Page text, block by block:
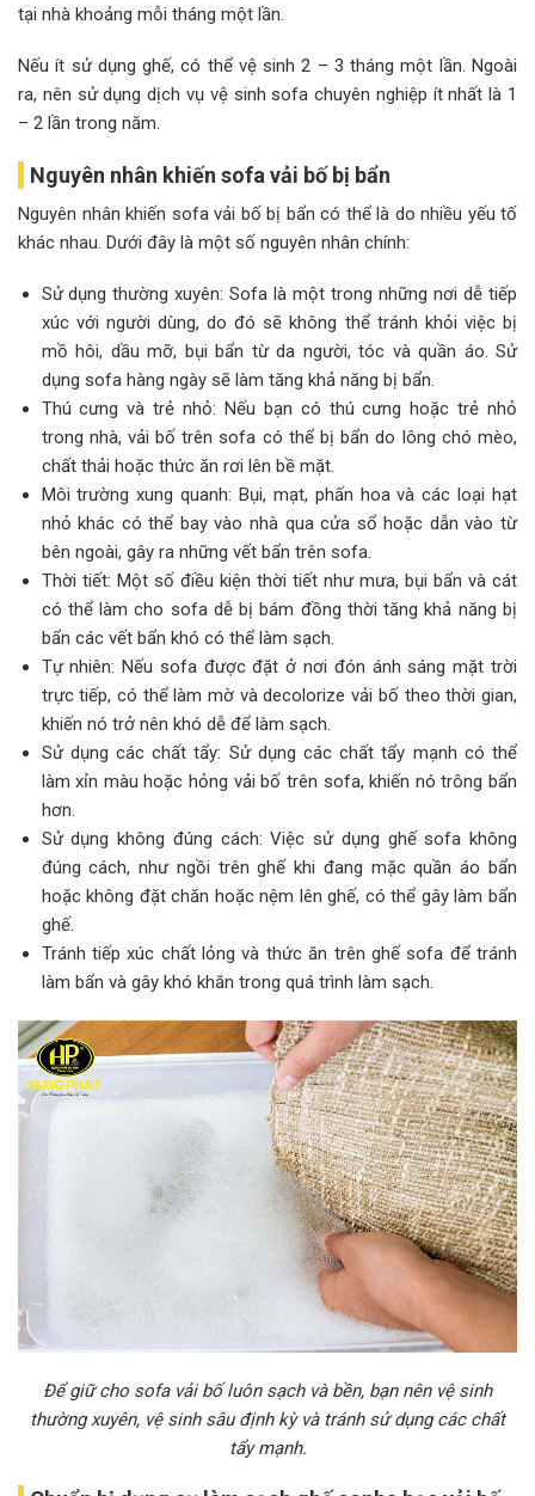
tại nhà khoảng mỗi tháng một lần.
Nếu ít sử dụng ghế, có thể vệ sinh 2 – 3 tháng một lần. Ngoài
ra, nên sử dụng dịch vụ vệ sinh sofa chuyên nghiệp ít nhất là 1
– 2 lần trong năm.
Nguyên nhân khiến sofa vải bố bị bẩn
Nguyên nhân khiến sofa vải bố bị bẩn có thể là do nhiều yếu tố
khác nhau. Dưới đây là một số nguyên nhân chính:
Sử dụng thường xuyên: Sofa là một trong những nơi dễ tiếp
xúc với người dùng, do đó sẽ không thể tránh khỏi việc bị
mồ hôi, dầu mỡ, bụi bẩn từ da người, tóc và quần áo. Sử
dụng sofa hàng ngày sẽ làm tăng khả năng bị bẩn.
Thú cưng và trẻ nhỏ: Nếu bạn có thú cưng hoặc trẻ nhỏ
trong nhà, vải bố trên sofa có thể bị bẩn do lông chó mèo,
chất thải hoặc thức ăn rơi lên bề mặt.
Môi trường xung quanh: Bụi, mạt, phấn hoa và các loại hạt
nhỏ khác có thể bay vào nhà qua cửa sổ hoặc dẫn vào từ
bên ngoài, gây ra những vết bẩn trên sofa.
Thời tiết: Một số điều kiện thời tiết như mưa, bụi bẩn và cát
có thể làm cho sofa dễ bị bám đồng thời tăng khả năng bị
bẩn các vết bẩn khó có thể làm sạch.
Tự nhiên: Nếu sofa được đặt ở nơi đón ánh sáng mặt trời
trực tiếp, có thể làm mờ và decolorize vải bố theo thời gian,
khiến nó trở nên khó dễ để làm sạch.
Sử dụng các chất tẩy: Sử dụng các chất tẩy mạnh có thể
làm xỉn màu hoặc hỏng vải bố trên sofa, khiến nó trông bẩn
hơn.
Sử dụng không đúng cách: Việc sử dụng ghế sofa không
đúng cách, như ngồi trên ghế khi đang mặc quần áo bẩn
hoặc không đặt chăn hoặc nệm lên ghế, có thể gây làm bẩn
ghế.
Tránh tiếp xúc chất lỏng và thức ăn trên ghế sofa để tránh
làm bẩn và gây khó khăn trong quá trình làm sạch.
Để giữ cho sofa vải bố luôn sạch và bền, bạn nên vệ sinh
thường xuyên, vệ sinh sâu định kỳ và tránh sử dụng các chất
tẩy mạnh.